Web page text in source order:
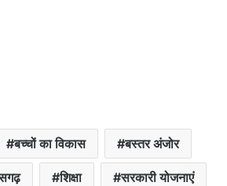
बच्चों का विकास बस्तर अंजोर
शिक्षा सरकारी योजनाएं